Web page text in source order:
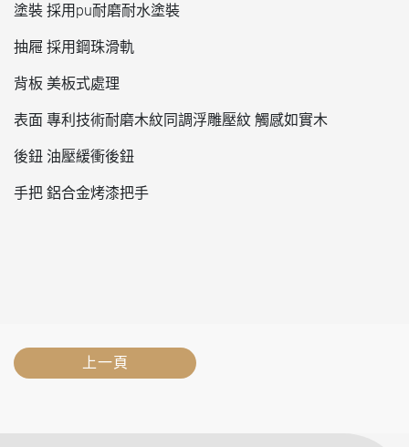
塗裝 採用pu耐磨耐水塗裝
抽屜 採用鋼珠滑軌
背板 美板式處理
表面 專利技術耐磨木紋同調浮雕壓紋 觸感如實木
後鈕 油壓緩衝後鈕
手把 鋁合金烤漆把手
上一頁